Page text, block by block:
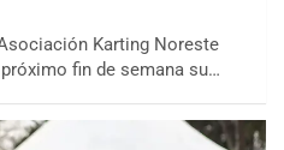
Karting Noreste
fin de semana su…